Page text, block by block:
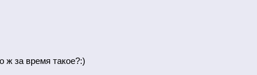
ж за время такое?:)